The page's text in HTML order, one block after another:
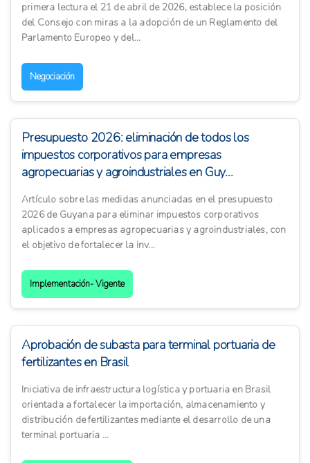
primera lectura el 21 de abril de 2026, establece la posición
del Consejo con miras a la adopción de un Reglamento del
Parlamento Europeo y del...
Negociación
Presupuesto 2026: eliminación de todos los
impuestos corporativos para empresas
agropecuarias y agroindustriales en Guy...
Artículo sobre las medidas anunciadas en el presupuesto
2026 de Guyana para eliminar impuestos corporativos
aplicados a empresas agropecuarias y agroindustriales, con
el objetivo de fortalecer la inv...
Implementación- Vigente
Aprobación de subasta para terminal portuaria de
fertilizantes en Brasil
Iniciativa de infraestructura logística y portuaria en Brasil
orientada a fortalecer la importación, almacenamiento y
distribución de fertilizantes mediante el desarrollo de una
terminal portuaria ...